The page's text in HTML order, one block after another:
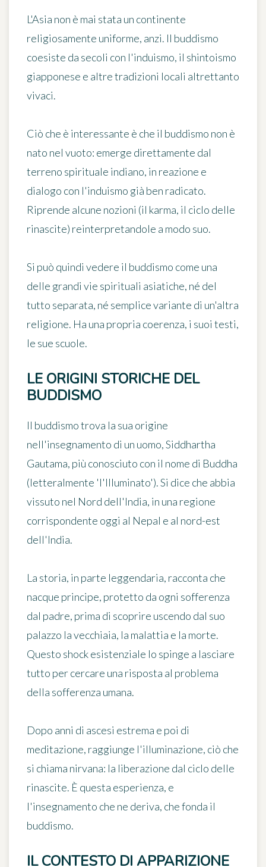
L'Asia non è mai stata un continente
religiosamente uniforme, anzi. Il buddismo
coesiste da secoli con l'induismo, il shintoismo
giapponese e altre tradizioni locali altrettanto
vivaci.
Ciò che è interessante è che il buddismo non è
nato nel vuoto: emerge direttamente dal
terreno spirituale indiano, in reazione e
dialogo con l'induismo già ben radicato.
Riprende alcune nozioni (il karma, il ciclo delle
rinascite) reinterpretandole a modo suo.
Si può quindi vedere il buddismo come una
delle grandi vie spirituali asiatiche, né del
tutto separata, né semplice variante di un'altra
religione. Ha una propria coerenza, i suoi testi,
le sue scuole.
LE ORIGINI STORICHE DEL
BUDDISMO
Il buddismo trova la sua origine
nell'insegnamento di un uomo, Siddhartha
Gautama, più conosciuto con il nome di Buddha
(letteralmente 'l'Illuminato'). Si dice che abbia
vissuto nel Nord dell'India, in una regione
corrispondente oggi al Nepal e al nord-est
dell'India.
La storia, in parte leggendaria, racconta che
nacque principe, protetto da ogni sofferenza
dal padre, prima di scoprire uscendo dal suo
palazzo la vecchiaia, la malattia e la morte.
Questo shock esistenziale lo spinge a lasciare
tutto per cercare una risposta al problema
della sofferenza umana.
Dopo anni di ascesi estrema e poi di
meditazione, raggiunge l'illuminazione, ciò che
si chiama nirvana: la liberazione dal ciclo delle
rinascite. È questa esperienza, e
l'insegnamento che ne deriva, che fonda il
buddismo.
IL CONTESTO DI APPARIZIONE